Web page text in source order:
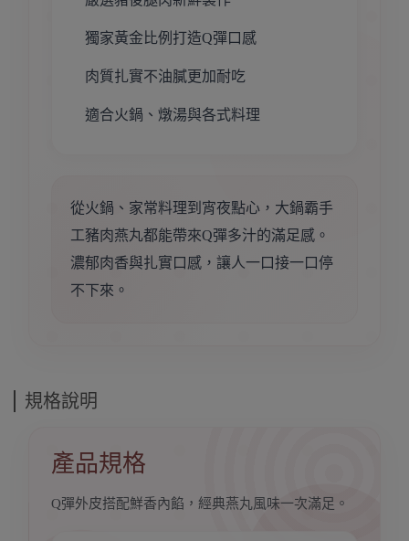
獨家黃金比例打造Q彈口感
肉質扎實不油膩更加耐吃
適合火鍋、燉湯與各式料理
從火鍋、家常料理到宵夜點心，大鍋霸手
工豬肉燕丸都能帶來Q彈多汁的滿足感。
濃郁肉香與扎實口感，讓人一口接一口停
不下來。
規格說明
產品規格
Q彈外皮搭配鮮香內餡，經典燕丸風味一次滿足。